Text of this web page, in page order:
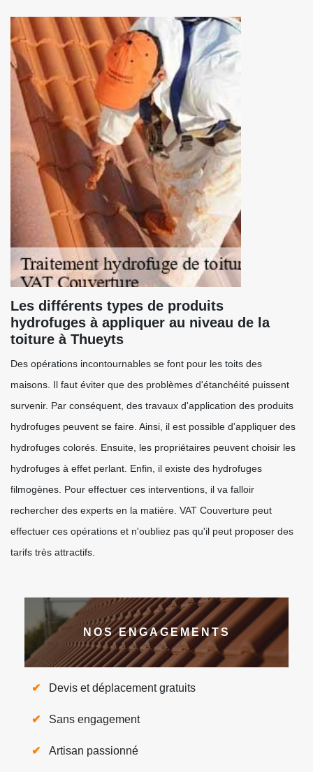
Les différents types de produits
hydrofuges à appliquer au niveau de la
toiture à Thueyts
Des opérations incontournables se font pour les toits des
maisons. Il faut éviter que des problèmes d'étanchéité puissent
survenir. Par conséquent, des travaux d'application des produits
hydrofuges peuvent se faire. Ainsi, il est possible d'appliquer des
hydrofuges colorés. Ensuite, les propriétaires peuvent choisir les
hydrofuges à effet perlant. Enfin, il existe des hydrofuges
filmogènes. Pour effectuer ces interventions, il va falloir
rechercher des experts en la matière. VAT Couverture peut
effectuer ces opérations et n'oubliez pas qu'il peut proposer des
tarifs très attractifs.
NOS ENGAGEMENTS
Devis et déplacement gratuits
Sans engagement
Artisan passionné